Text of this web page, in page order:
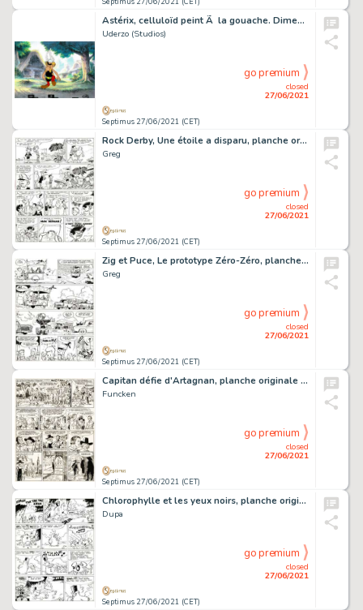
Astérix, celluloïd peint Ã la gouache. Dimensions : 42…
Uderzo (Studios)
Septimus 27/06/2021 (CET)
closed
27/06/2021
go premium
Rock Derby, Une étoile a disparu, planche originale Ã …
Greg
Septimus 27/06/2021 (CET)
closed
27/06/2021
go premium
Zig et Puce, Le prototype Zéro-Zéro, planche originale Ã …
Greg
Septimus 27/06/2021 (CET)
closed
27/06/2021
go premium
Capitan défie d'Artagnan, planche originale Ã …
Funcken
Septimus 27/06/2021 (CET)
closed
27/06/2021
go premium
Chlorophylle et les yeux noirs, planche originale Ã …
Dupa
Septimus 27/06/2021 (CET)
closed
27/06/2021
go premium